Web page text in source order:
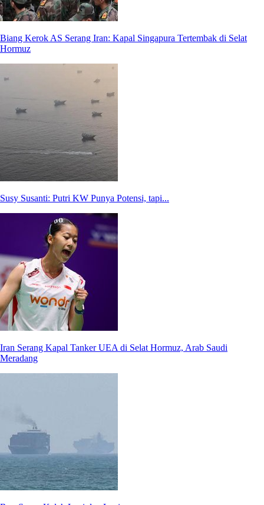
Biang Kerok AS Serang Iran: Kapal Singapura Tertembak di Selat
Hormuz
Susy Susanti: Putri KW Punya Potensi, tapi...
Iran Serang Kapal Tanker UEA di Selat Hormuz, Arab Saudi
Meradang